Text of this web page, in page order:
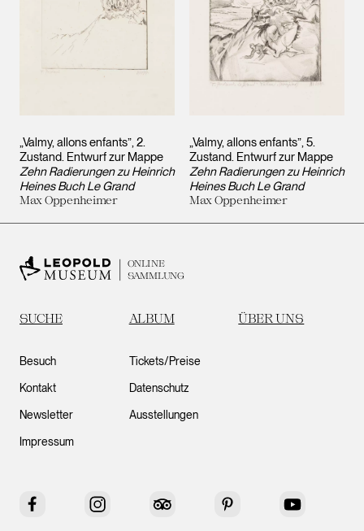
„Valmy, allons enfants”, 2.
Zustand. Entwurf zur Mappe
Zehn Radierungen zu Heinrich
Heines Buch Le Grand
Max Oppenheimer
„Valmy, allons enfants”, 5.
Zustand. Entwurf zur Mappe
Zehn Radierungen zu Heinrich
Heines Buch Le Grand
Max Oppenheimer
ONLINE
SAMMLUNG
SUCHE ALBUM ÜBER UNS
Besuch
Kontakt
Newsletter
Impressum
Tickets/Preise
Datenschutz
Ausstellungen
Facebook Instagram Tripadvisor Pinterest YouTube